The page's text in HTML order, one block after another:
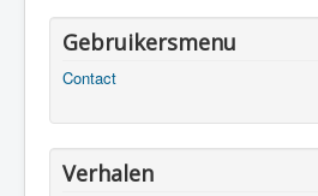
Gebruikersmenu
Contact
Verhalen